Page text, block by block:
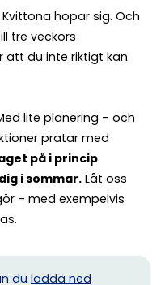
hopar sig. Och
tre veckors
du inte riktigt kan
lite planering – och
pratar med
på i princip
i sommar.Låt oss
– med exempelvis
du ladda ned